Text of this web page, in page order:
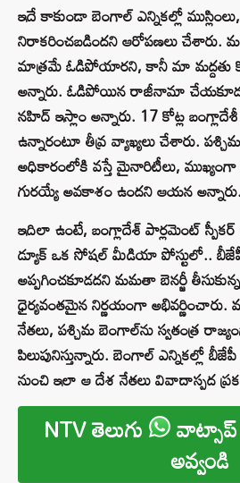
ఇదే కాకుండా బెంగాల్ ఎన్నికల్లో
నిరాకరించబడిందని ఆరోపణలు చేశారు.
మాత్రమే ఓడిపోయారని, కానీ మా మద్దతు
అన్నారు. ఓడిపోయిన రాజీనామా
నహిద్ ఇస్లాం అన్నారు. 17 కోట్ల
ఉన్నారంటూ తీవ్ర వ్యాఖ్యలు చేశారు.
అధికారంలోకి వస్తే మైనారిటీలు, ముఖ్యంగా
గురయ్యే అవకాశం ఉందని ఆయన అన్నారు.
ఇదిలా ఉంటే, బంగ్లాదేశ్ పార్లమెంట్
డ్యూక్ ఒక సోషల్ మీడియా పోస్టులో..
అప్పగించకూడదని మమతా బెనర్జీ
ధైర్యవంతమైన నిర్ణయంగా అభివర్ణించారు.
నేతలు, పశ్చిమ బెంగాల్‌ను స్వతంత్ర
పిలుపునిస్తున్నారు. బెంగాల్ ఎన్నికల్లో
నుంచి ఇలా ఆ దేశ నేతలు వివాదాస్పద
NTV తెలుగు
అవ్వండి